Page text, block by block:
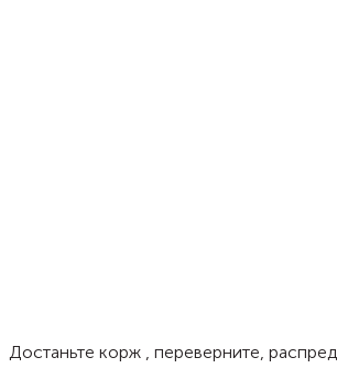
Достаньте корж , переверните,